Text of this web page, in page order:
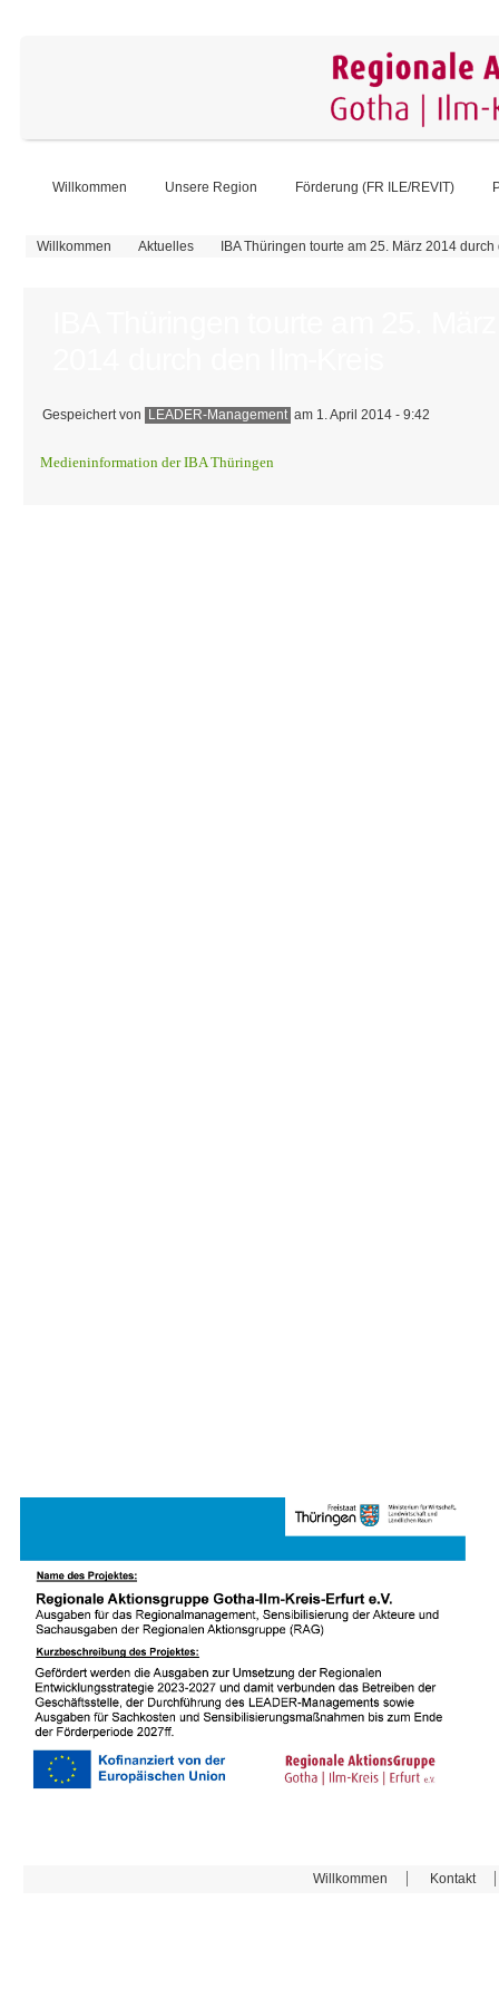
Willkommen Unsere Region Förderung (FR ILE/REVIT)
Sie sind hier
Willkommen Aktuelles IBA Thüringen tourte am 25. März 2014
Gespeichert von LEADER-Management am 1. April 2014 - 9:42
Medieninformation der IBA Thüringen
Willkommen Kontakt